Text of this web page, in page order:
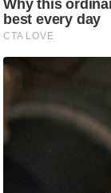
ति
वि
श्ले
ण